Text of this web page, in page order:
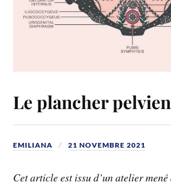
Le plancher pelvien
EMILIANA 21 NOVEMBRE 2021
Cet article est issu d’un atelier mené